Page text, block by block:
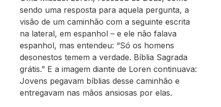
sendo uma resposta para aquela pergunta, a
visão de um caminhão com a seguinte escrita
na lateral, em espanhol – e ele não falava
espanhol, mas entendeu: “Só os homens
desonestos temem a verdade. Bíblia Sagrada
grátis.” E a imagem diante de Loren continuava:
Jovens pegavam bíblias desse caminhão e
entregavam nas mãos ansiosas por elas.